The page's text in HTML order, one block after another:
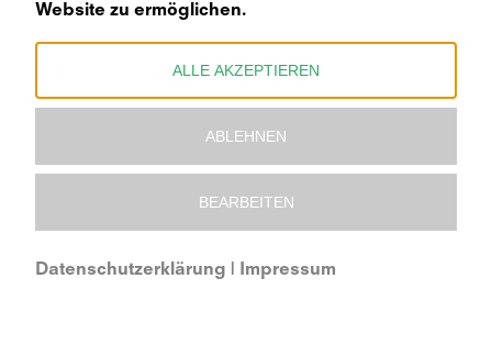
kontakt
agb
datenschutz
impressum
© 2025 – 2026 rotmilan GmbH | Made by
Website zu ermöglichen.
ALLE AKZEPTIEREN
ABLEHNEN
BEARBEITEN
Datenschutzerklärung Impressum